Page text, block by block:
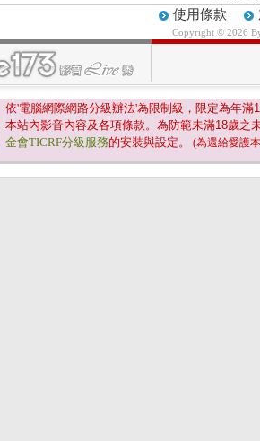
使用條款
Copyright © 2026
依'電腦網際網路分級辦法'為限制級，限定為年滿
本站內影音內容及各項條款。為防範未滿18歲之
金會TICRF分級服務的安裝與設定。 (為還給愛護